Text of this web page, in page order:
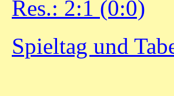
Res.: 2:1 (0:0)
Spieltag und